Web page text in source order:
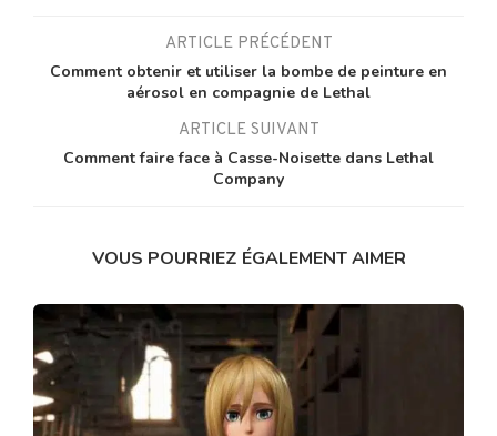
ARTICLE PRÉCÉDENT
Comment obtenir et utiliser la bombe de peinture en
aérosol en compagnie de Lethal
ARTICLE SUIVANT
Comment faire face à Casse-Noisette dans Lethal
Company
VOUS POURRIEZ ÉGALEMENT AIMER